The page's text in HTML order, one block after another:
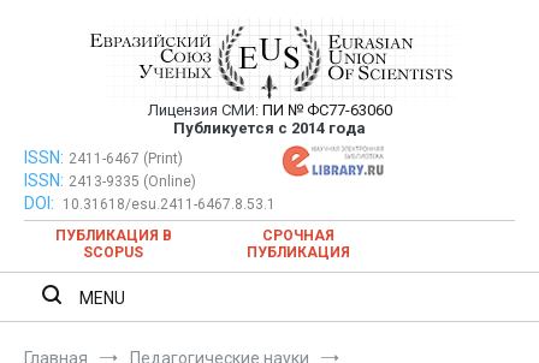
Евразийский Союз Ученых —
публикация научных статей в
ежемесячном научном журнале
Лицензия СМИ: ПИ № ФС77-63060
Публикуется с 2014 года
Евразийский Союз Ученых — публикация научных статей в
ежемесячном научном журнале
ISSN: 2411-6467 (Print)
ISSN: 2413-9335 (Online)
DOI:
10.31618/esu.2411-6467.8.53.1
ПУБЛИКАЦИЯ В
SCOPUS
СРОЧНАЯ
ПУБЛИКАЦИЯ
MENU
Главная
Педагогические науки